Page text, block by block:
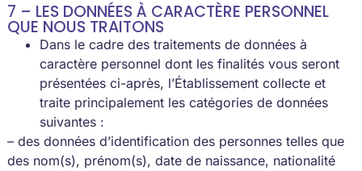
7 – LES DONNÉES À CARACTÈRE PERSONNEL
QUE NOUS TRAITONS
Dans le cadre des traitements de données à
caractère personnel dont les finalités vous seront
présentées ci-après, l’Établissement collecte et
traite principalement les catégories de données
suivantes :
– des données d’identification des personnes telles que
des nom(s), prénom(s), date de naissance, nationalité